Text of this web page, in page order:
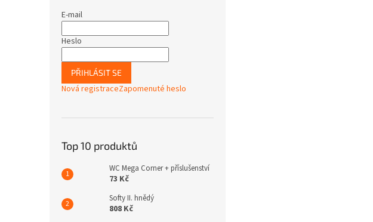
E-mail
Heslo
PŘIHLÁSIT SE
Nová registraceZapomenuté heslo
Top 10 produktů
WC Mega Corner + příslušenství
73 Kč
Softy II. hnědý
808 Kč